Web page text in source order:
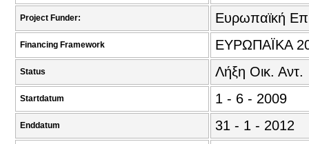
Project Funder: Ευρωπαϊκή
Financing Framework ΕΥΡΩΠΑΪΚΑ
Status Λήξη Οικ. Αντ.
Startdatum 1 - 6 - 2009
Enddatum 31 - 1 - 2012